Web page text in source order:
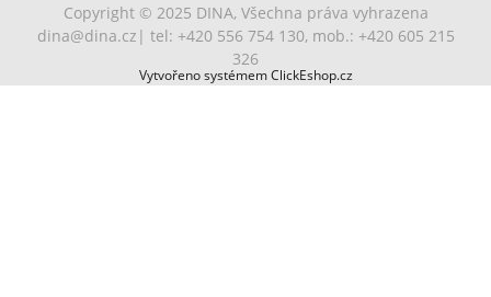
Copyright © 2025 DINA, Všechna práva vyhrazena
dina@dina.cz | tel: +420 556 754 130, mob.: +420 605 215
326
Vytvořeno systémem ClickEshop.cz